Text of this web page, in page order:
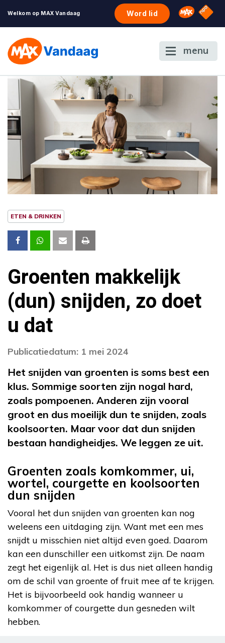
Welkom op MAX Vandaag Word lid Omroep
NPO
menu
ETEN & DRINKEN
Groenten makkelijk
(dun) snijden, zo doet
u dat
Publicatiedatum: 1 mei 2024
Het snijden van groenten is soms best een
klus. Sommige soorten zijn nogal hard,
zoals pompoenen. Anderen zijn vooral
groot en dus moeilijk dun te snijden, zoals
koolsoorten. Maar voor dat dun snijden
bestaan handigheidjes. We leggen ze uit.
Groenten zoals komkommer, ui,
wortel, courgette en koolsoorten
dun snijden
Vooral het dun snijden van groenten kan nog
weleens een uitdaging zijn. Want met een mes
snijdt u misschien niet altijd even goed. Daarom
kan een dunschiller een uitkomst zijn. De naam
zegt het eigenlijk al. Het is dus niet alleen handig
om de schil van groente of fruit mee af te krijgen.
Het is bijvoorbeeld ook handig wanneer u
komkommer of courgette dun gesneden wilt
hebben.